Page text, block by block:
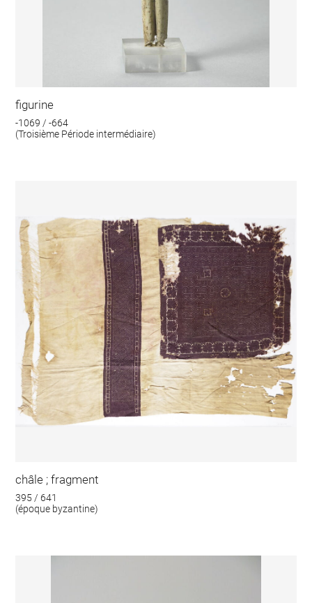
figurine
-1069 / -664
(Troisième Période intermédiaire)
châle ; fragment
395 / 641
(époque byzantine)